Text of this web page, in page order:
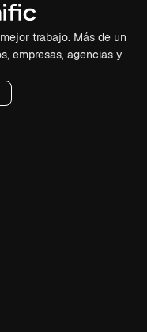
trabajo. Más de un
empresas, agencias y